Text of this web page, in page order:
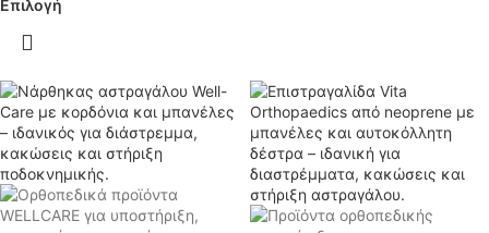
Επιλογή